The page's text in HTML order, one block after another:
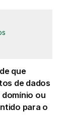
que
de dados
ou
para o